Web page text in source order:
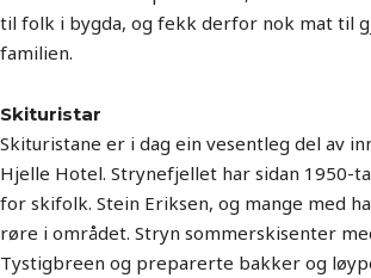
til folk i bygda, og fekk derfor nok mat til
familien.
Skituristar
Skituristane er i dag ein vesentleg del av
Hjelle Hotel. Strynefjellet har sidan 1950-
for skifolk. Stein Eriksen, og mange med
røre i området. Stryn sommerskisenter
Tystigbreen og preparerte bakker og